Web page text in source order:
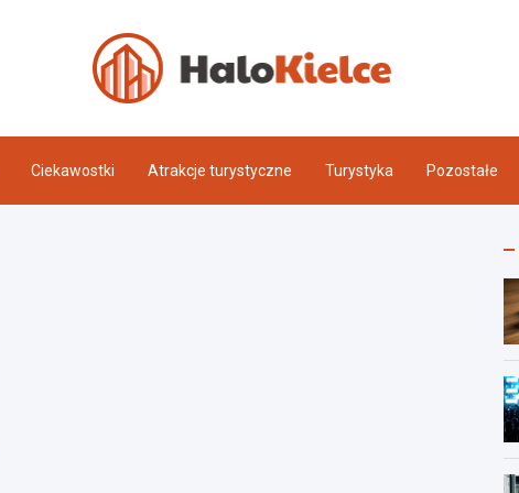
Ciekawostki Atrakcje turystyczne Turystyka Pozostałe